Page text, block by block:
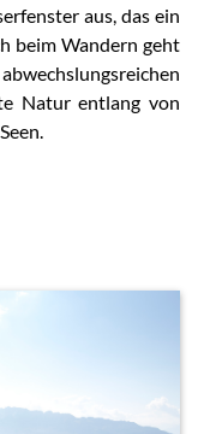
aus, das ein
beim Wandern geht
Natur entlang von